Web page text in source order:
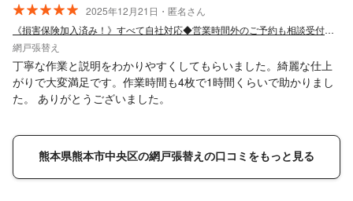
2025年12月21日・匿名さん
《損害保険加入済み！》すべて自社対応◆営業時間外のご予約も相談受付中◆
網戸張替え
丁寧な作業と説明をわかりやすくしてもらいました。綺麗な仕上
がりで大変満足です。作業時間も4枚で1時間くらいで助かりまし
た。 ありがとうございました。
熊本県熊本市中央区の網戸張替えの口コミをもっと見る